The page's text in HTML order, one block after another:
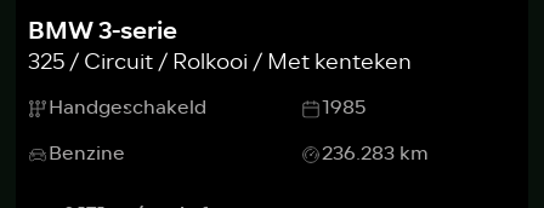
BMW 3-serie
325 / Circuit / Rolkooi / Met kenteken
Handgeschakeld
1985
Benzine
236.283 km